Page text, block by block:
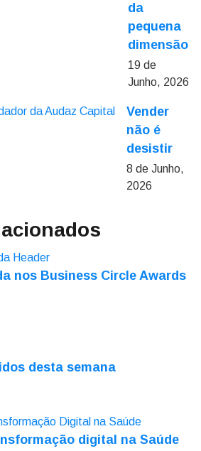
da
pequena
dimensão
19 de
Junho, 2026
Vender
não é
desistir
8 de Junho,
2026
nos Business Circle Awards
desta semana
digital na Saúde